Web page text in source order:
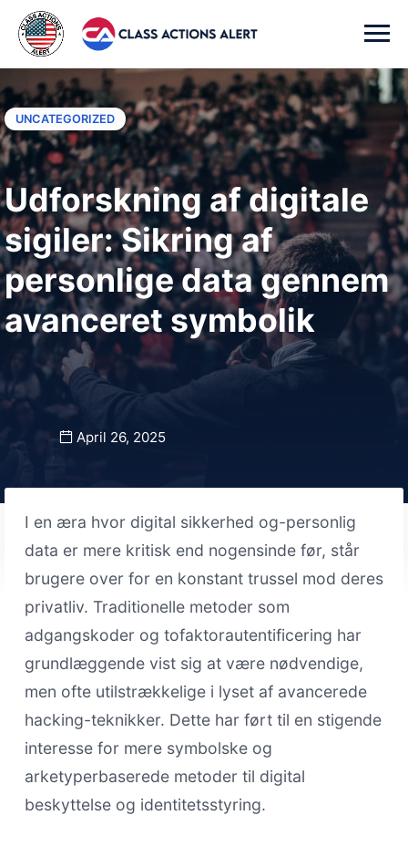
UNCATEGORIZED
Udforskning af digitale
sigiler: Sikring af
personlige data gennem
avanceret symbolik
April 26, 2025
I en æra hvor digital sikkerhed og-personlig
data er mere kritisk end nogensinde før, står
brugere over for en konstant trussel mod deres
privatliv. Traditionelle metoder som
adgangskoder og tofaktorautentificering har
grundlæggende vist sig at være nødvendige,
men ofte utilstrækkelige i lyset af avancerede
hacking-teknikker. Dette har ført til en stigende
interesse for mere symbolske og
arketyperbaserede metoder til digital
beskyttelse og identitetsstyring.